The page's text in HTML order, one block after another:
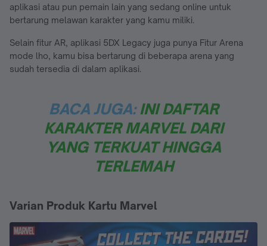
aplikasi atau pun pemain lain yang sedang online untuk
bertarung melawan karakter yang kamu miliki.
Selain fitur AR, aplikasi 5DX Legacy juga punya Fitur Arena
mode lho, kamu bisa bertarung di beberapa arena yang
sudah tersedia di dalam aplikasi.
BACA JUGA:INI DAFTAR
KARAKTER MARVEL DARI
YANG TERKUAT HINGGA
TERLEMAH
Varian Produk Kartu Marvel